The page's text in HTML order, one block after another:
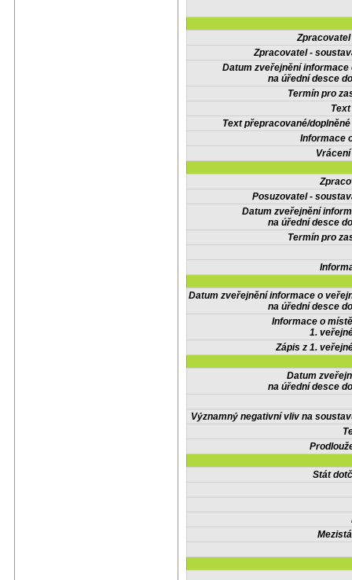
Zpracovatel -
Datum zveřejnění informace
na úřední desce
Termín pro
Text přepracované/
Informace
Posuzovatel -
Datum zveřejnění
na úřední desce
Termín pro
Datum zveřejnění informace o
na úřední desce
Informace o
1.
Zápis z 1.
Datum
na úřední desce
Významný negativní vliv na
Stát